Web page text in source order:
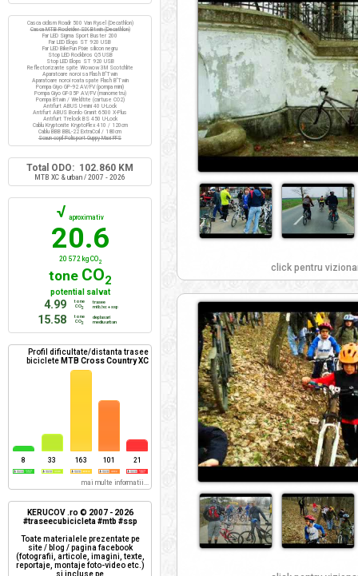
click pentru
Casca ciclism Roadr 500 Van Rysel (Decathlon)
Casca MTB Rockrider SIX Btwin (Decathlon)
Far LED Sigma Sport Buster 200
Far LED Elops ST 920 USB
Far LED BikeFun Pixie silicon negru
Stop LED Rockbros Q5 USB
Stop LED Elops ST 920 USB
Reflectorizante spite Wowow 3M Scotchlite
Aparatoare noroi sa Flash B'Twin
Aparatoare noroi roata spate Flash B'Twin
Pompa Giyo GP-92 AV/FV (pompa mini)
Pompa Giyo GF-35P AV/FV (manometru)
Pompa Btwin / Weldtite (cartuse CO2)
Antifurt ABUS U-mini 40 U-Lock
Antifurt ABUS Bordo Granit 6500 X-Plus
Antifurt Trelock BS 450 U-Lock
Cablu Kryptonite KryptoFlex 410 / 120cm
Cablu BBB BBL-22 ExtraCoil / 180cm
Scaun copil Polisport Guppy Maxi FFS
Total ODO: 102.860 KM
MTB XC & urban / 2007 - 2026
√ aproximativ
20.6
20 572 kg CO2
tone CO2
potential salvat
4.99
tone
CO2
trasee
mtb/xc + ssp
15.58
tone
CO2
deplasari
mediu urban
Profil dificultate/distanta trasee
biciclete MTB Cross Country XC
8 33 163 101 21
mai multe informatii...
KERUCOV .ro © 2007 - 2026
#traseecubicicleta #mtb #ssp
Toate materialele prezentate pe
site / blog / pagina facebook
(fotografii, articole, imagini, texte,
reportaje, montaje foto-video etc.)
si incluse pe